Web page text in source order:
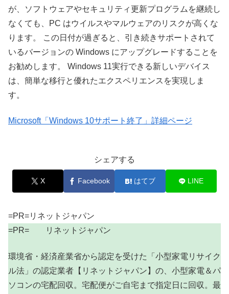
が、ソフトウェアやセキュリティ更新プログラムを継続し
なくても、PC はウイルスやマルウェアのリスクが高くな
ります。 この日付が過ぎると、引き続きサポートされて
いるバージョンの Windows にアップグレードすることを
お勧めします。 Windows 11実行できる新しいデバイス
は、簡単な移行と優れたエクスペリエンスを実現しま
す。
Microsoft「Windows 10サポート終了」詳細ページ
シェアする
X Facebook はてブ LINE
=PR=リネットジャパン
=PR= リネットジャパン
環境省・経済産業省から認定を受けた「小型家電リサイク
ル法」の認定業者【リネットジャパン】の、小型家電＆パ
ソコンの宅配回収。宅配便がご自宅まで指定日に回収。最